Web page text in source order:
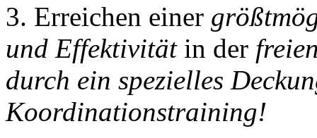
3. Erreichen einer
und Effektivitätin der
durch ein spezielles
Koordinationstraining!